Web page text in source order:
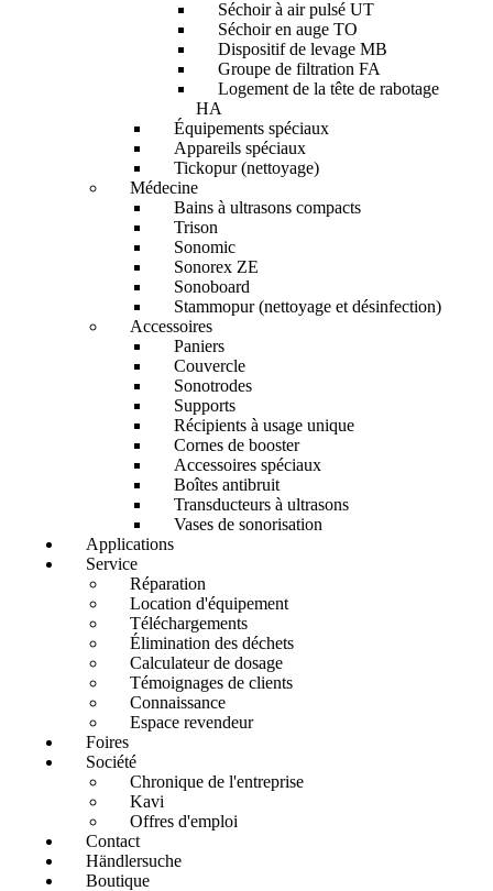
Séchoir à air pulsé UT
Séchoir en auge TO
Dispositif de levage MB
Groupe de filtration FA
Logement de la tête de rabotage
HA
Équipements spéciaux
Appareils spéciaux
Tickopur (nettoyage)
Médecine
Bains à ultrasons compacts
Trison
Sonomic
Sonorex ZE
Sonoboard
Stammopur (nettoyage et désinfection)
Accessoires
Paniers
Couvercle
Sonotrodes
Supports
Récipients à usage unique
Cornes de booster
Accessoires spéciaux
Boîtes antibruit
Transducteurs à ultrasons
Vases de sonorisation
Applications
Service
Réparation
Location d'équipement
Téléchargements
Élimination des déchets
Calculateur de dosage
Témoignages de clients
Connaissance
Espace revendeur
Foires
Société
Chronique de l'entreprise
Kavi
Offres d'emploi
Contact
Händlersuche
Boutique